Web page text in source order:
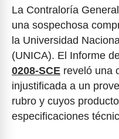
La Contraloría
una sospechosa
la Universidad
(UNICA). El Informe
0208-SCE reveló una
injustificada a un
rubro y cuyos
especificaciones